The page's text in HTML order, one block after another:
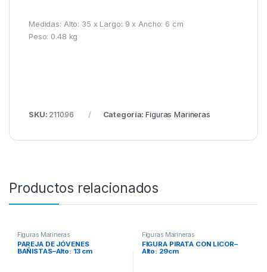
Medidas: Alto: 35 x Largo: 9 x Ancho: 6 cm
Peso: 0.48 kg
SKU: 211096 Categoría:Figuras Marineras
Productos relacionados
Figuras Marineras
PAREJA DE JÓVENES
BAÑISTAS–Alto: 13 cm
Figuras Marineras
FIGURA PIRATA CON LICOR–
Alto: 29cm